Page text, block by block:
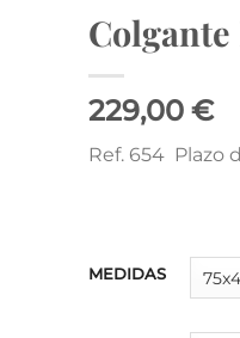
Colgante
229,00 €
Ref. 654 Plazo
MEDIDAS